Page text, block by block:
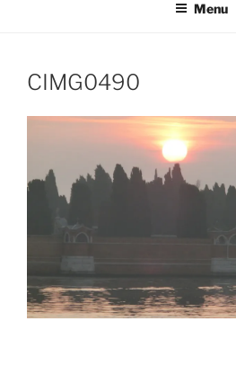
Menu
CIMG0490